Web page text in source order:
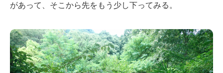
があって、そこから先をもう少し下ってみる。